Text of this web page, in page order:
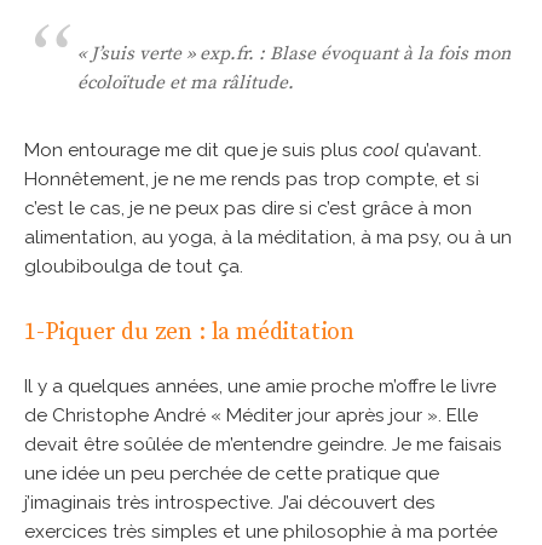
« J’suis verte » exp.fr. : Blase évoquant à la fois mon
écoloïtude et ma râlitude.
Mon entourage me dit que je suis plus cool qu’avant.
Honnêtement, je ne me rends pas trop compte, et si
c’est le cas, je ne peux pas dire si c’est grâce à mon
alimentation, au yoga, à la méditation, à ma psy, ou à un
gloubiboulga de tout ça.
1-Piquer du zen : la méditation
Il y a quelques années, une amie proche m’offre le livre
de Christophe André « Méditer jour après jour ». Elle
devait être soûlée de m’entendre geindre. Je me faisais
une idée un peu perchée de cette pratique que
j’imaginais très introspective. J’ai découvert des
exercices très simples et une philosophie à ma portée